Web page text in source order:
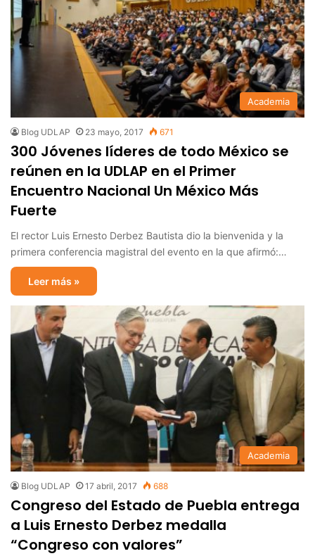
Academia
Blog UDLAP 23 mayo, 2017 671
300 Jóvenes líderes de todo México se
reúnen en la UDLAP en el Primer
Encuentro Nacional Un México Más
Fuerte
El rector Luis Ernesto Derbez Bautista dio la bienvenida y la
primera conferencia magistral del evento en la que afirmó:…
Leer más »
Academia
Blog UDLAP 17 abril, 2017 688
Congreso del Estado de Puebla entrega
a Luis Ernesto Derbez medalla
“Congreso con valores”